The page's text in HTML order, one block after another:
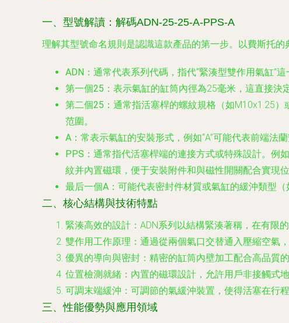
一、型號解讀：解碼ADN-25-25-A-PPS-A
理解其型號命名規則是認識這款產品的第一步。以費斯托的
ADN ：通常代表系列代碼，指代“緊湊型雙作用氣缸”這
第一個25 ：表示氣缸的缸筒內徑為25毫米，這直接
第二個25 ：通常指活塞桿的螺紋規格（如M10x1.25
范圍。
A ：常表示氣缸的安裝形式，例如“A”可能代表前端法
PPS ：通常指代活塞桿端的連接方式或特殊設計。例
紋并內置磁環，便于安裝附件和與磁性開關配合實現位
最后一個A ：可能代表密封件材質或氣缸的緩沖類型
二、核心結構與技術特點
緊湊高效的設計 ：ADN系列以結構緊湊著稱，在有限
雙作用工作原理 ：通過從兩個氣口交替通入壓縮空氣
優異的導向與密封 ：精密的缸筒內壁加工配合高品質
位置檢測就緒 ：內置的磁環設計，允許用戶非接觸式
可調末端緩沖 ：可調節的氣緩沖裝置，使得活塞在行
三、性能優勢與應用領域